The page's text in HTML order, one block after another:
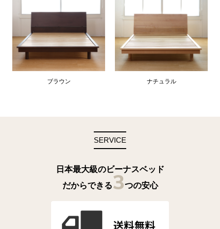
ブラウン ナチュラル
SERVICE
日本最大級のビーナスベッド
だからできる3つの安心